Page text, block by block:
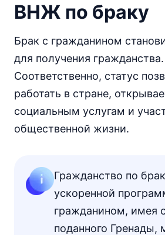
ВНЖ по браку
Брак с гражданином
для получения гражданства.
Соответственно, статус
работать в стране,
социальным услугам и
общественной жизни.
Гражданство по
ускоренной
гражданином, имея
поданного Гренады,